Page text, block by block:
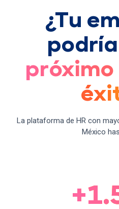
¿Tu
próximo
La plataforma de HR con
México